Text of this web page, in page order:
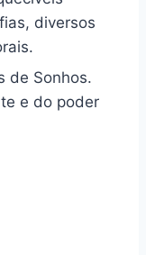
diversos
de Sonhos.
e do poder